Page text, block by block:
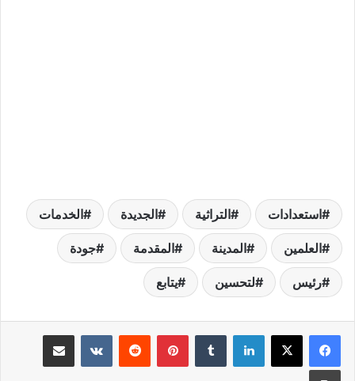
استعدادات التراثية الجديدة الخدمات
العلمين المدينة المقدمة جودة
رئيس لتحسين يتابع
لينكدإن بينتيريست مشاركة عبر البريد
طباعة